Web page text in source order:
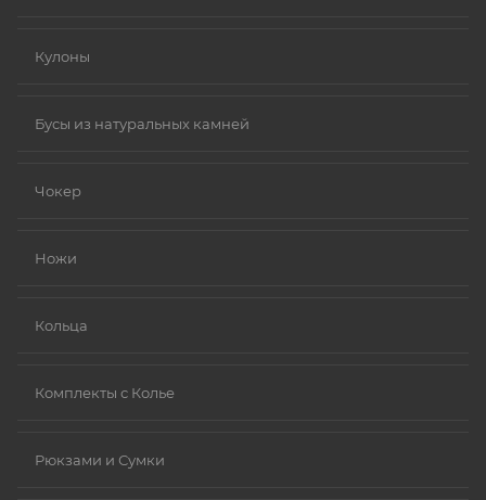
Кулоны
Бусы из натуральных камней
Чокер
Ножи
Кольца
Комплекты с Колье
Рюкзами и Сумки